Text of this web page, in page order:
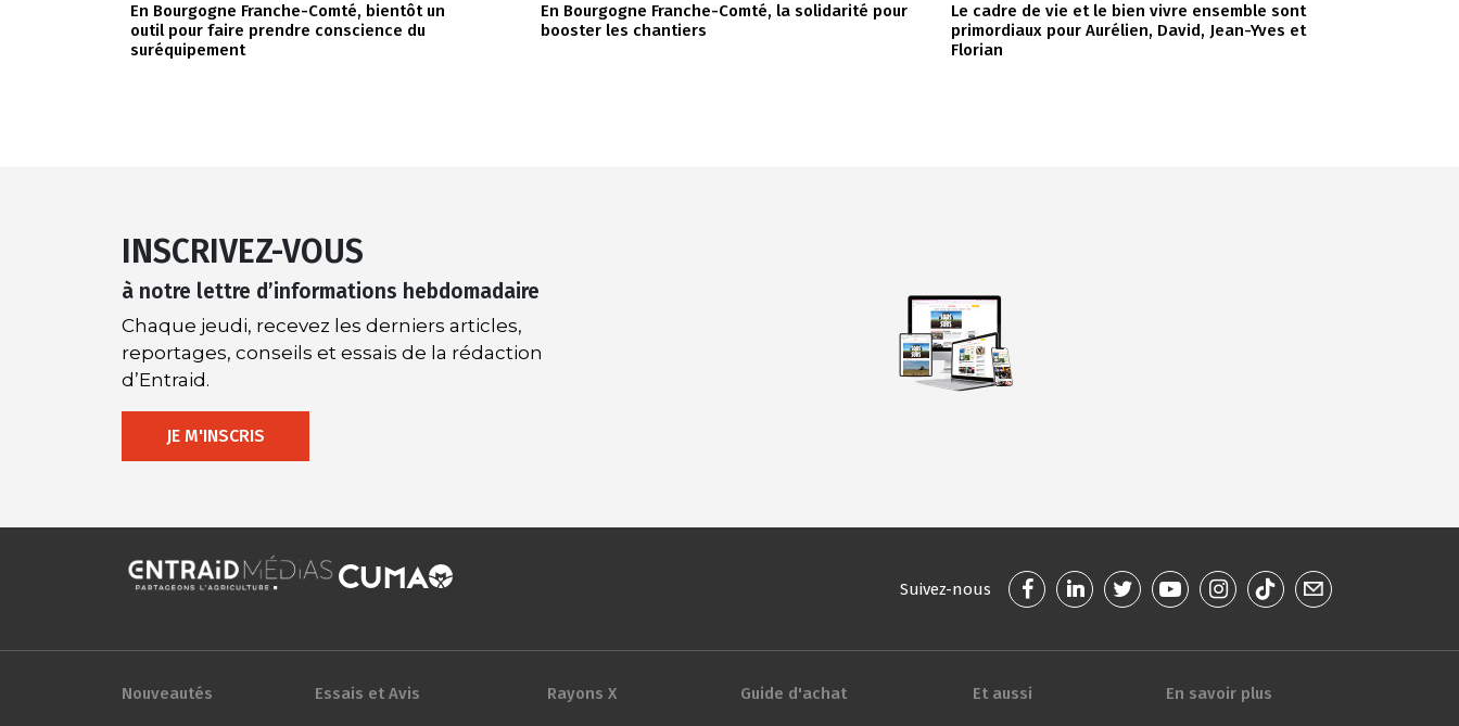
En Bourgogne Franche-Comté, bientôt un
outil pour faire prendre conscience du
suréquipement
En Bourgogne Franche-Comté, la solidarité pour
booster les chantiers
Le cadre de vie et le bien vivre ensemble sont
primordiaux pour Aurélien, David, Jean-Yves et
Florian
INSCRIVEZ-VOUS
à notre lettre d’informations hebdomadaire
Chaque jeudi, recevez les derniers articles,
reportages, conseils et essais de la rédaction
d’Entraid.
JE M'INSCRIS
Suivez-nous
Nouveautés Essais et Avis Rayons X Guide d'achat Et aussi En savoir plus